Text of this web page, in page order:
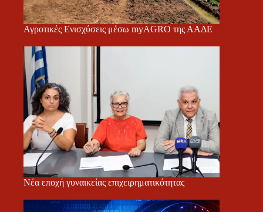
Αγροτικές Ενισχύσεις μέσω myAGRO της ΑΑΔΕ
Νέα εποχή γυναικείας επιχειρηματικότητας